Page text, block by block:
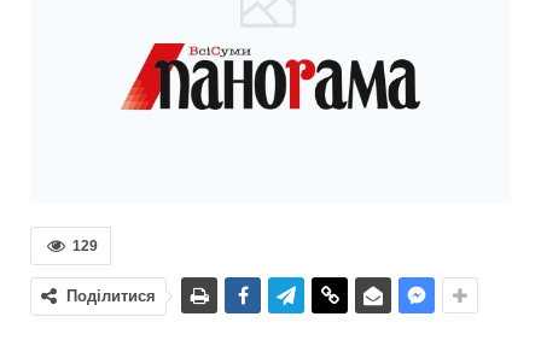
129
Поділитися